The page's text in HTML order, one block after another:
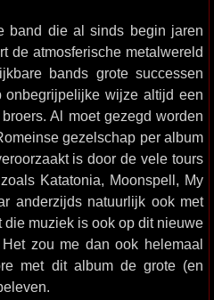
band die al sinds begin jaren
de atmosferische metalwereld
bands grote successen
onbegrijpelijke wijze altijd een
Al moet gezegd worden
gezelschap per album
is door de vele tours
Katatonia, Moonspell, My
anderzijds natuurlijk ook met
muziek is ook op dit nieuwe
zou me dan ook helemaal
met dit album de grote (en